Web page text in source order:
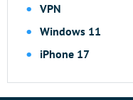
VPN
Windows 11
iPhone 17